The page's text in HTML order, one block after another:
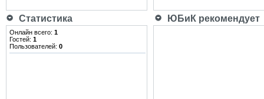
Статистика ЮБиК рекомендует
Онлайн всего: 1
Гостей: 1
Пользователей: 0